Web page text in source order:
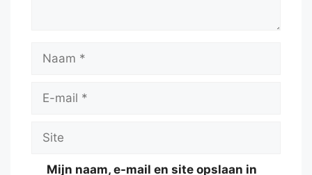
Naam
Site
Mijn naam, e-mail en site opslaan in